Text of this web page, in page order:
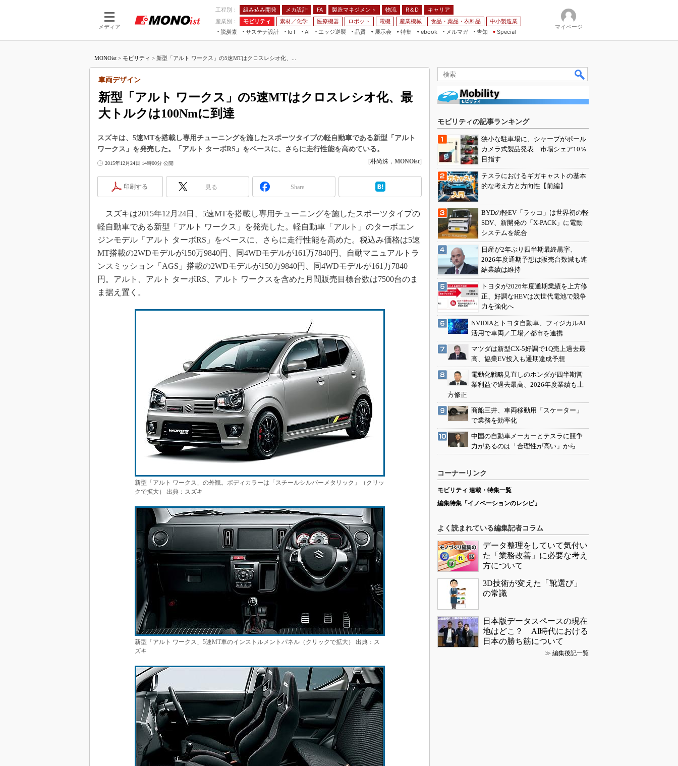
メディア
工程別： 組み込み開発 メカ設計 FA 製造マネジメント 物流 R＆D
キャリア
産業別：
モビリティ 素材／化学 医療機器 ロボット 電機 産業機械 食品・薬品・衣料品
中小製造業
脱炭素
サステナ設計
IoT
つながる工場
AI
AI×設備保全
エッジ逆襲 品質
展示会
JIMTOF
IIFES
TECHNO-FRONTIER
EdgeTech+
産業オープンネット展
特集
組み込み画像技術
組み込みモデリング
ISO26262
無償設計ツール
3Dプリンタ
デジタルツインとCAE
インダストリー4.0
メイドインジャパン
植物工場
知財マネジメント
海外生産
グローバル設計・開発
新型コロナへの対応
ebook
メルマガ
告知 Special
マイページ
MONOist > モビリティ > 新型「アルト ワークス」の5速MTはクロスレシオ化、...
新型「アルト ワークス」の5速MTはクロスレシオ化、最
大トルクは100Nmに到達
車両デザイン
スズキは、5速MTを搭載し専用チューニングを施したスポーツタイプの軽自動車である新型「アルト
ワークス」を発売した。「アルト ターボRS」をベースに、さらに走行性能を高めている。
2015年12月24日 14時00分 公開 [朴尚洙 ， MONOist]
印刷する 見る Share
スズキは2015年12月24日、5速MTを搭載し専用チューニングを施したスポーツタイプの
軽自動車である新型「アルト ワークス」を発売した。軽自動車「アルト」のターボエン
ジンモデル「アルト ターボRS」をベースに、さらに走行性能を高めた。税込み価格は5速
MT搭載の2WDモデルが150万9840円、同4WDモデルが161万7840円、自動マニュアルトラ
ンスミッション「AGS」搭載の2WDモデルが150万9840円、同4WDモデルが161万7840
円。アルト、アルト ターボRS、アルト ワークスを含めた月間販売目標台数は7500台のま
ま据え置く。
新型「アルト ワークス」の外観。ボディカラーは「スチールシルバーメタリック」（クリッ
クで拡大） 出典：スズキ
新型「アルト ワークス」5速MT車のインストルメントパネル（クリックで拡大） 出典：ス
ズキ
モビリティの記事ランキング
狭小な駐車場に、シャープがポール
カメラ式製品発表 市場シェア10％
目指す
テスラにおけるギガキャストの基本
的な考え方と方向性【前編】
BYDの軽EV「ラッコ」は世界初の軽
SDV、新開発の「X-PACK」に電動
システムを統合
日産が2年ぶり四半期最終黒字、
2026年度通期予想は販売台数減も連
結業績は維持
トヨタが2026年度通期業績を上方修
正、好調なHEVは次世代電池で競争
力を強化へ
NVIDIAとトヨタ自動車、フィジカルAI
活用で車両／工場／都市を連携
マツダは新型CX-5好調で1Q売上過去最
高、協業EV投入も通期達成予想
電動化戦略見直しのホンダが四半期営
業利益で過去最高、2026年度業績も上
方修正
商船三井、車両移動用「スケーター」
で業務を効率化
中国の自動車メーカーとテスラに競争
力があるのは「合理性が高い」から
コーナーリンク
モビリティ 連載・特集一覧
編集特集「イノベーションのレシピ」
よく読まれている編集記者コラム
データ整理をしていて気付い
た「業務改善」に必要な考え
方について
3D技術が変えた「靴選び」
の常識
日本版データスペースの現在
地はどこ？ AI時代における
日本の勝ち筋について
≫ 編集後記一覧